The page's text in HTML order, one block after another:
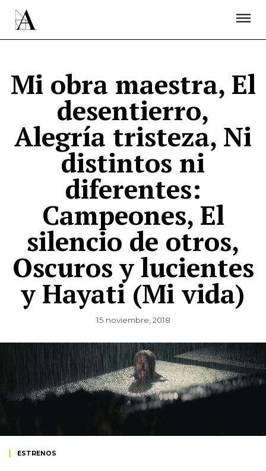
Mi obra maestra, El
desentierro,
Alegría tristeza, Ni
distintos ni
diferentes:
Campeones, El
silencio de otros,
Oscuros y lucientes
y Hayati (Mi vida)
15 noviembre, 2018
ESTRENOS
ÚNETE A LA ACADEMIA DE CINE
PRENSA
NEWSLETTER